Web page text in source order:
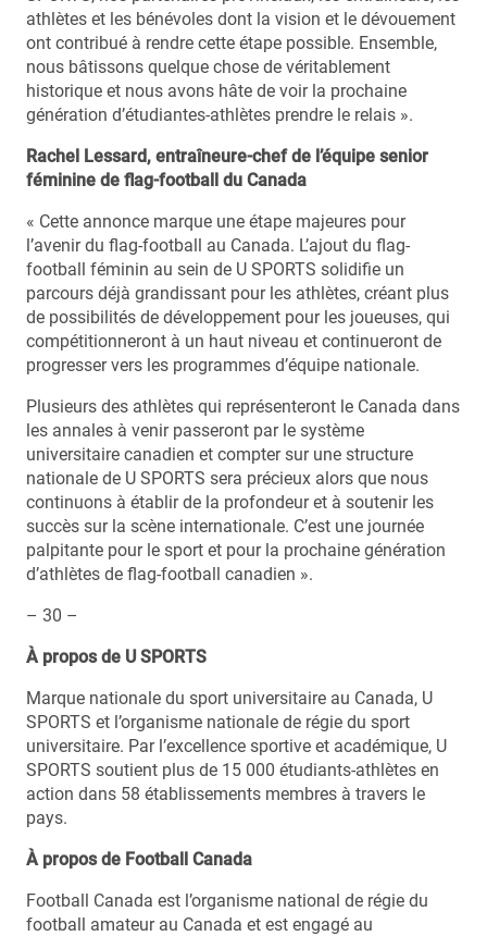
athlètes et les bénévoles dont la vision et le dévouement
ont contribué à rendre cette étape possible. Ensemble,
nous bâtissons quelque chose de véritablement
historique et nous avons hâte de voir la prochaine
génération d’étudiantes-athlètes prendre le relais ».
Rachel Lessard, entraîneure-chef de l’équipe senior
féminine de flag-football du Canada
« Cette annonce marque une étape majeures pour
l’avenir du flag-football au Canada. L’ajout du flag-
football féminin au sein de U SPORTS solidifie un
parcours déjà grandissant pour les athlètes, créant plus
de possibilités de développement pour les joueuses, qui
compétitionneront à un haut niveau et continueront de
progresser vers les programmes d’équipe nationale.
Plusieurs des athlètes qui représenteront le Canada dans
les annales à venir passeront par le système
universitaire canadien et compter sur une structure
nationale de U SPORTS sera précieux alors que nous
continuons à établir de la profondeur et à soutenir les
succès sur la scène internationale. C’est une journée
palpitante pour le sport et pour la prochaine génération
d’athlètes de flag-football canadien ».
– 30 –
À propos de U SPORTS
Marque nationale du sport universitaire au Canada, U
SPORTS et l’organisme nationale de régie du sport
universitaire. Par l’excellence sportive et académique, U
SPORTS soutient plus de 15 000 étudiants-athlètes en
action dans 58 établissements membres à travers le
pays.
À propos de Football Canada
Football Canada est l’organisme national de régie du
football amateur au Canada et est engagé au